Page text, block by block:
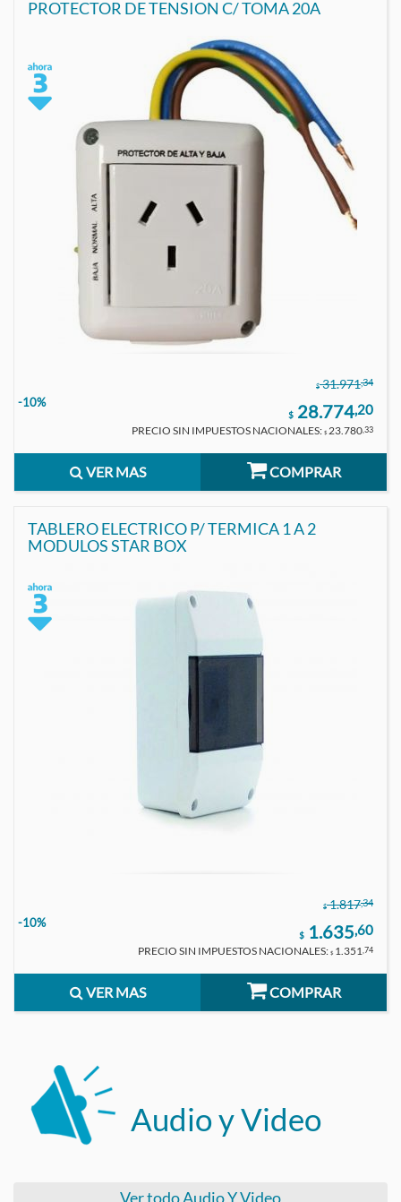
PROTECTOR DE TENSION C/ TOMA 20A
$ 31.971,34
-10%
$ 28.774,20
PRECIO SIN IMPUESTOS NACIONALES: $ 23.780,33
VER MAS COMPRAR
TABLERO ELECTRICO P/ TERMICA 1 A 2
MODULOS STAR BOX
$ 1.817,34
-10%
$ 1.635,60
PRECIO SIN IMPUESTOS NACIONALES: $ 1.351,74
VER MAS COMPRAR
Audio y Video
Ver todo Audio Y Video